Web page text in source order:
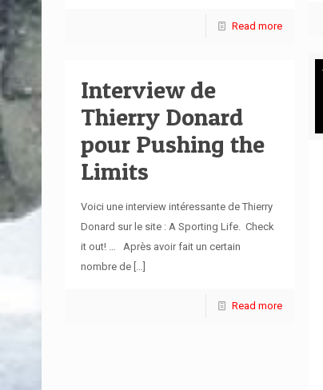
Read more
Interview de
Thierry Donard
pour Pushing the
Limits
Voici une interview intéressante de Thierry
Donard sur le site : A Sporting Life. Check
it out! … Après avoir fait un certain
nombre de[…]
Read more